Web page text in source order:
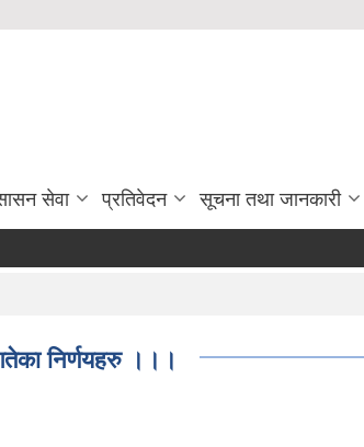
सेवा प्रतिवेदन सूचना तथा जानकारी
निर्णयहरु ।।।